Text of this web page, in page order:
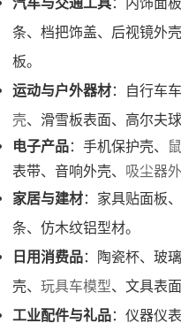
条、档把饰盖、后视镜外
板。
运动与户外器材：自行车
壳、滑雪板表面、高尔夫
电子产品：手机保护壳、
表带、音响外壳、
吸尘器
家居与建材：家具贴面板
条、仿木纹铝型材。
日用消费品：陶瓷杯、玻
壳、 玩具车模型、文具表面
工业配件与礼品：仪器仪